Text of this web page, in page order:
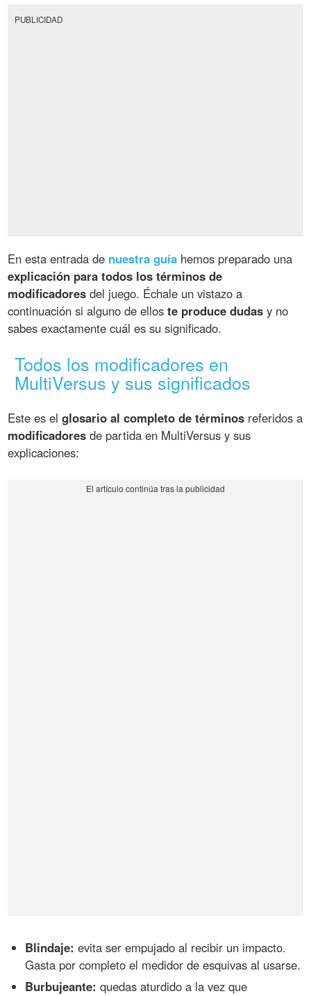
PUBLICIDAD
En esta entrada de nuestra guía hemos preparado una
explicación para todos los términos de
modificadores del juego. Échale un vistazo a
continuación si alguno de elloste produce dudas y no
sabes exactamente cuál es su significado.
Todos los modificadores en
MultiVersus y sus significados
Este es elglosario al completo de términos referidos a
modificadores de partida en MultiVersus y sus
explicaciones:
Blindaje: evita ser empujado al recibir un impacto.
Gasta por completo el medidor de esquivas al usarse.
Burbujeante: quedas aturdido a la vez que